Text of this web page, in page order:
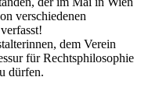
verschiedenen
dem Verein
für Rechtsphilosophie
dürfen.